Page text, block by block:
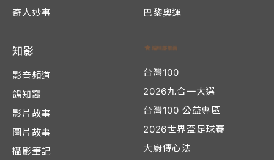
奇人妙事
巴黎奧運
知影
影音頻道
鴿知窩
影片故事
圖片故事
攝影筆記
台灣100
2026九合一大選
台灣100 公益專區
2026世界盃足球賽
大廚傳心法